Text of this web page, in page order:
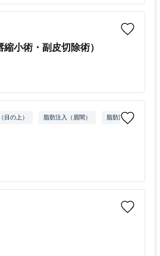
小術・副皮切除術）
目の上） 脂肪注入（眉間） 脂肪注入（ゴルゴ